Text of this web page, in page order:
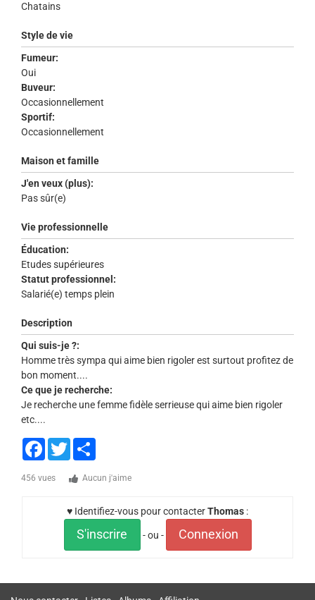
Chatains
Style de vie
Fumeur:
Oui
Buveur:
Occasionnellement
Sportif:
Occasionnellement
Maison et famille
J'en veux (plus):
Pas sûr(e)
Vie professionnelle
Éducation:
Etudes supérieures
Statut professionnel:
Salarié(e) temps plein
Description
Qui suis-je ?:
Homme très sympa qui aime bien rigoler est surtout profitez de
bon moment....
Ce que je recherche:
Je recherche une femme fidèle serrieuse qui aime bien rigoler
etc....
Facebook
Twitter
456 vues Aucun j'aime
♥ Identifiez-vous pour contacterThomas :
S'inscrire - ou - Connexion